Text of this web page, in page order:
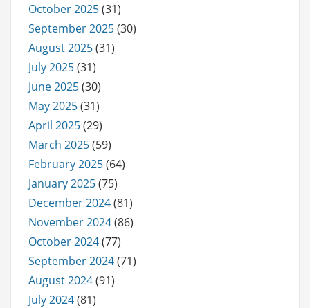
October 2025(31)
September 2025(30)
August 2025(31)
July 2025(31)
June 2025(30)
May 2025(31)
April 2025(29)
March 2025(59)
February 2025(64)
January 2025(75)
December 2024(81)
November 2024(86)
October 2024(77)
September 2024(71)
August 2024(91)
July 2024(81)